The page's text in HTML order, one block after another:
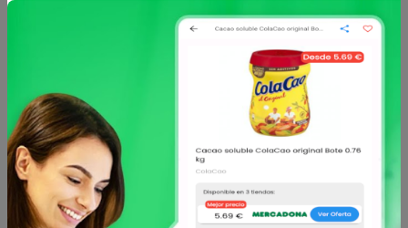
Comentarios Opiniones de usuarios
Aún no hay comentarios.
Escribe tu comentario